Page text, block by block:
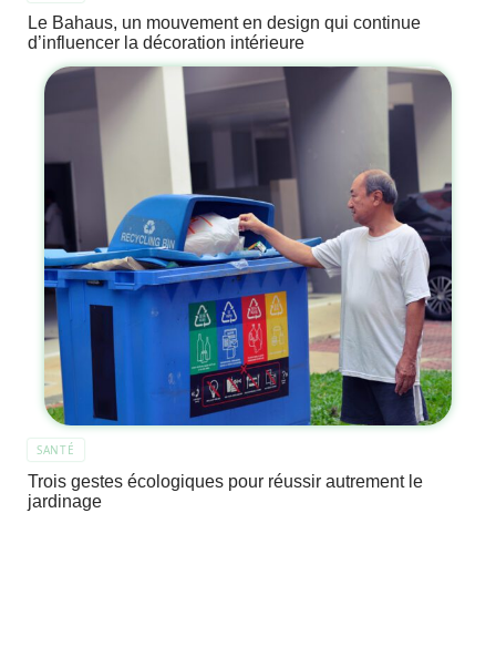
Le Bahaus, un mouvement en design qui continue
d’influencer la décoration intérieure
SANTÉ
Trois gestes écologiques pour réussir autrement le
jardinage